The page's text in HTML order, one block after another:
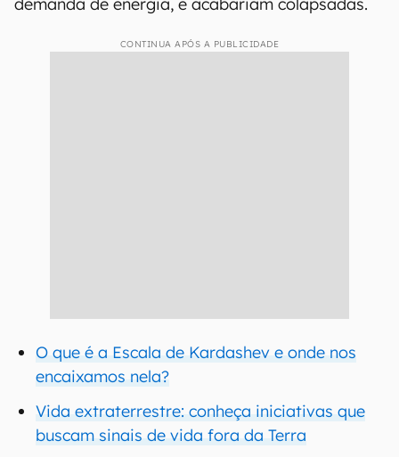
CONTINUA APÓS A PUBLICIDADE
O que é a Escala de Kardashev e onde nos
encaixamos nela?
Vida extraterrestre: conheça iniciativas que
buscam sinais de vida fora da Terra